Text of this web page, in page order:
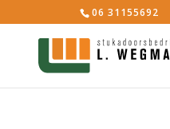
06 31155692